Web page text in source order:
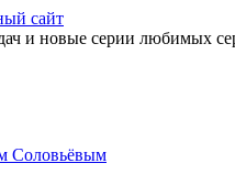
сайт
и новые серии любимых
Соловьёвым